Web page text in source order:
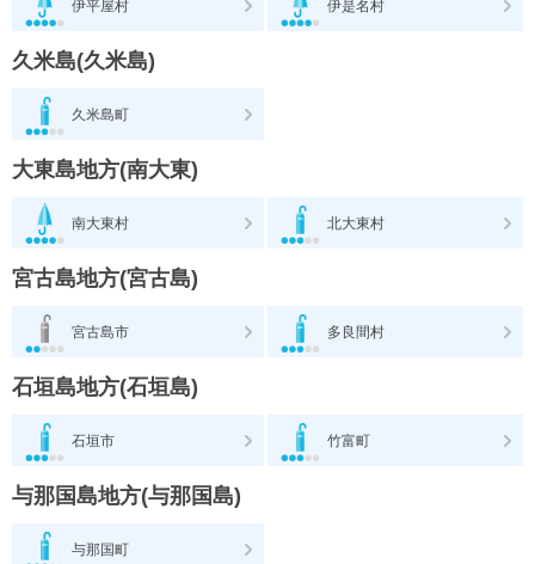
伊平屋村 伊是名村
久米島(久米島)
久米島町
大東島地方(南大東)
南大東村 北大東村
宮古島地方(宮古島)
宮古島市 多良間村
石垣島地方(石垣島)
石垣市 竹富町
与那国島地方(与那国島)
与那国町